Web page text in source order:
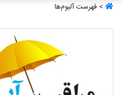
> فهرست آلبو‌م‌ها